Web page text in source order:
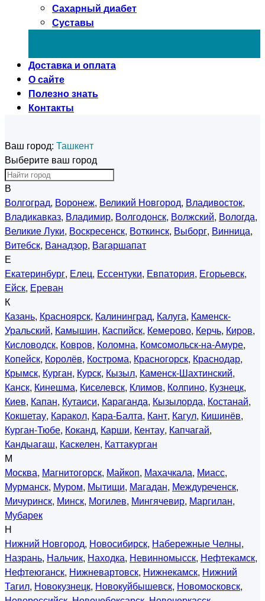
Сахарный диабет
Суставы
Доставка и оплата
О сайте
Полезно знать
Контакты
Ваш город: Ташкент
Выберите ваш город
В
Волгоград, Воронеж, Великий Новгород, Владивосток,
Владикавказ, Владимир, Волгодонск, Волжский, Вологда,
Великие Луки, Воскресенск, Воткинск, Выборг, Винница,
Витебск, Ванадзор, Вагаршапат
Е
Екатеринбург, Елец, Ессентуки, Евпатория, Егорьевск,
Ейск, Ереван
К
Казань, Красноярск, Калининград, Калуга, Каменск-
Уральский, Камышин, Каспийск, Кемерово, Керчь, Киров,
Кисловодск, Ковров, Коломна, Комсомольск-на-Амуре,
Копейск, Королёв, Кострома, Красногорск, Краснодар,
Крымск, Курган, Курск, Кызыл, Каменск-Шахтинский,
Канск, Кинешма, Киселевск, Климов, Колпино, Кузнецк,
Киев, Капан, Кутаиси, Караганда, Кызылорда, Костанай,
Кокшетау, Каракол, Кара-Балта, Кант, Кагул, Кишинёв,
Курган-Тюбе, Коканд, Карши, Кентау, Капчагай,
Кандыагаш, Каскелен, Каттакурган
М
Москва, Магнитогорск, Майкоп, Махачкала, Миасс,
Мурманск, Муром, Мытищи, Магадан, Междуреченск,
Мичуринск, Минск, Могилев, Мингячевир, Маргилан,
Мубарек
Н
Нижний Новгород, Новосибирск, Набережные Челны,
Назрань, Нальчик, Находка, Невинномысск, Нефтекамск,
Нефтеюганск, Нижневартовск, Нижнекамск, Нижний
Тагил, Новокузнецк, Новокуйбышевск, Новомосковск,